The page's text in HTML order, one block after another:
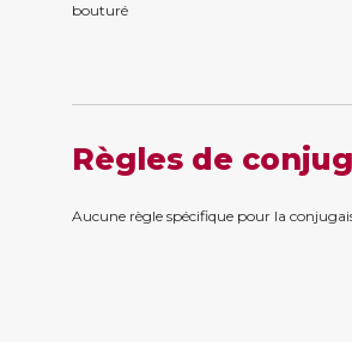
bouturé
Règles de
Aucune règle spécifique pour la